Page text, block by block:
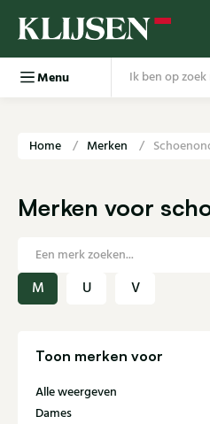
Menu
Home Merken
Merken voor
M U V
Toon merken voor
Alle weergeven
Dames